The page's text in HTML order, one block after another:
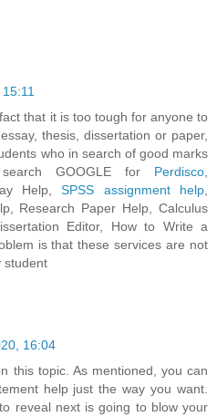
that it is too tough for anyone to
thesis, dissertation or paper,
who in search of good marks
GOOGLE for Perdisco
Help,SPSS assignment help
Research Paper Help, Calculus
Editor, How to Write a
is that these services are not
student
16:04
this topic. As mentioned, you can
help just the way you want.
reveal next is going to blow your